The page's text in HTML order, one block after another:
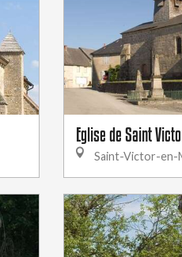
Eglise de Saint
Saint-Victor-en-